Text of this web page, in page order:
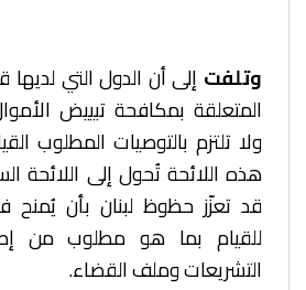
وتلفت إلى أن الدول التي
المتعلقة بمكافحة تبييض
ولا تلتزم بالتوصيات المطلوب
هذه اللائحة تُحول إلى اللائحة
قد تعزّز حظوظ لبنان بأن يُمنح
للقيام بما هو مطلوب من
التشريعات وملف القضاء.